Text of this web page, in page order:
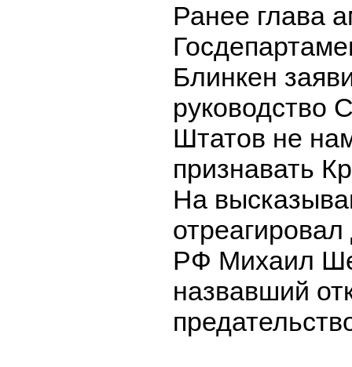
Ранее глава
Блинкен
руководство
Штатов не
признавать
На
РФ Михаил
назвавший